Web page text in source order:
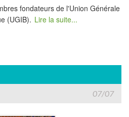
fondateurs de l'Union Générale
(UGIB). Lire la suite...
07/07